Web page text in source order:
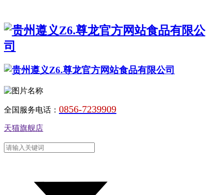
全国服务电话： 0856-7239909
天猫旗舰店